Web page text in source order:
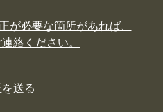
必要な箇所があれば、
絡ください。
送る